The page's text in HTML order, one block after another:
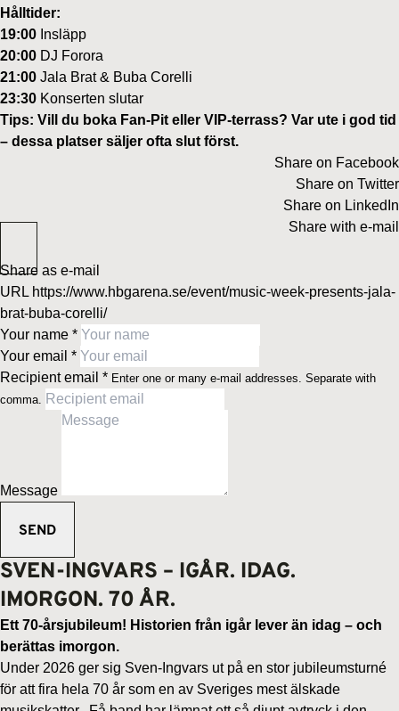
Hålltider:
19:00 Insläpp
20:00 DJ Forora
21:00 Jala Brat & Buba Corelli
23:30 Konserten slutar
Tips: Vill du boka Fan‑Pit eller VIP‑terrass? Var ute i god tid
– dessa platser säljer ofta slut först.
Share on Facebook
Share on Twitter
Share on LinkedIn
Share with e-mail
Share as e-mail
URL https://www.hbgarena.se/event/music-week-presents-jala-
brat-buba-corelli/
Your name *
Your email *
Recipient email * Enter one or many e-mail addresses. Separate with
comma.
Message
SVEN-INGVARS – IGÅR. IDAG.
IMORGON. 70 ÅR.
Ett 70-årsjubileum! Historien från igår lever än idag – och
berättas imorgon.
Under 2026 ger sig Sven-Ingvars ut på en stor jubileumsturné
för att fira hela 70 år som en av Sveriges mest älskade